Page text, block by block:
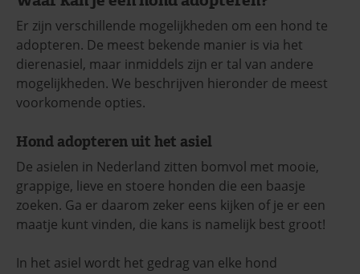
Er zijn verschillende mogelijkheden om een hond te
adopteren. De meest bekende manier is via het
dierenasiel, maar inmiddels zijn er tal van andere
mogelijkheden. We beschrijven hieronder de meest
voorkomende opties.
Hond adopteren uit het asiel
De asielen in Nederland zitten bomvol met mooie,
grappige, lieve en stoere honden die een baasje
zoeken. Ga er daarom zeker eens kijken of je er een
maatje kunt vinden, die kans is namelijk best groot!
In het asiel wordt het gedrag van elke hond